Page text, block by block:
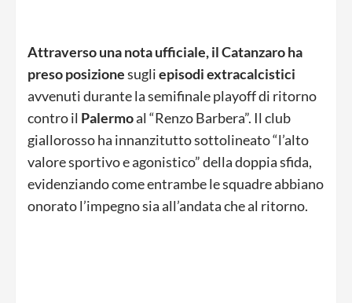
Attraverso una nota ufficiale, il Catanzaro ha
preso posizionesugliepisodi extracalcistici
avvenuti durante la semifinale playoff di ritorno
contro il Palermoal “Renzo Barbera”. Il club
giallorosso ha innanzitutto sottolineato “l’alto
valore sportivo e agonistico” della doppia sfida,
evidenziando come entrambe le squadre abbiano
onorato l’impegno sia all’andata che al ritorno.